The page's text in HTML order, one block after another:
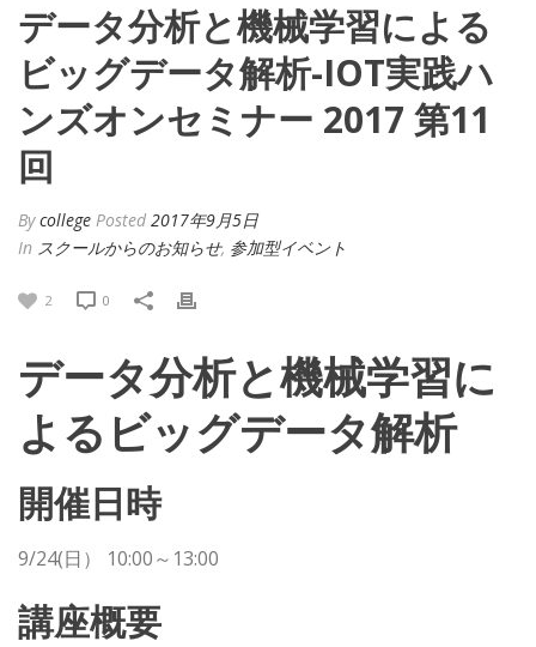
データ分析と機械学習による
ビッグデータ解析-IOT実践ハ
ンズオンセミナー 2017 第11
回
Bycollege Posted 2017年9月5日
In スクールからのお知らせ, 参加型イベント
2 0
データ分析と機械学習に
よるビッグデータ解析
開催日時
9/24(日） 10:00～13:00
講座概要